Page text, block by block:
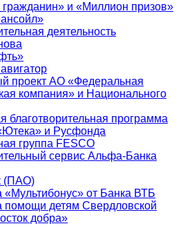
и «Миллион призов»
деятельность
проект АО «Федеральная
компания» и Национального
благотворительная программа
и Русфонда
группа FESCO
сервис Альфа-Банка
(ПАО)
«Мультибонус» от Банка ВТБ
помощи детям Свердловской
добра»